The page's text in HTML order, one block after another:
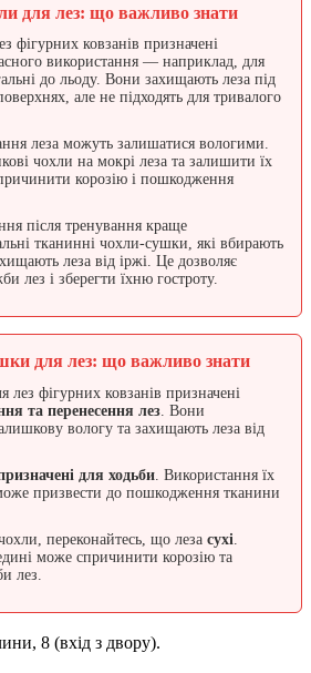
для лез: що важливо знати
фігурних ковзанів призначені
використання — наприклад, для
до льоду. Вони захищають леза під
але не підходять для тривалого
леза можуть залишатися вологими.
чохли на мокрі леза та залишити їх
корозію і пошкодження
після тренування краще
тканинні чохли-сушки, які вбирають
леза від іржі. Це дозволяє
лез і зберегти їхню гостроту.
для лез: що важливо знати
фігурних ковзанів призначені
та перенесення лез . Вони
вологу та захищають леза від
для ходьби . Використання їх
призвести до пошкодження тканини
переконайтесь, що леза сухі
може спричинити корозію та
лез.
8 (вхід з двору).